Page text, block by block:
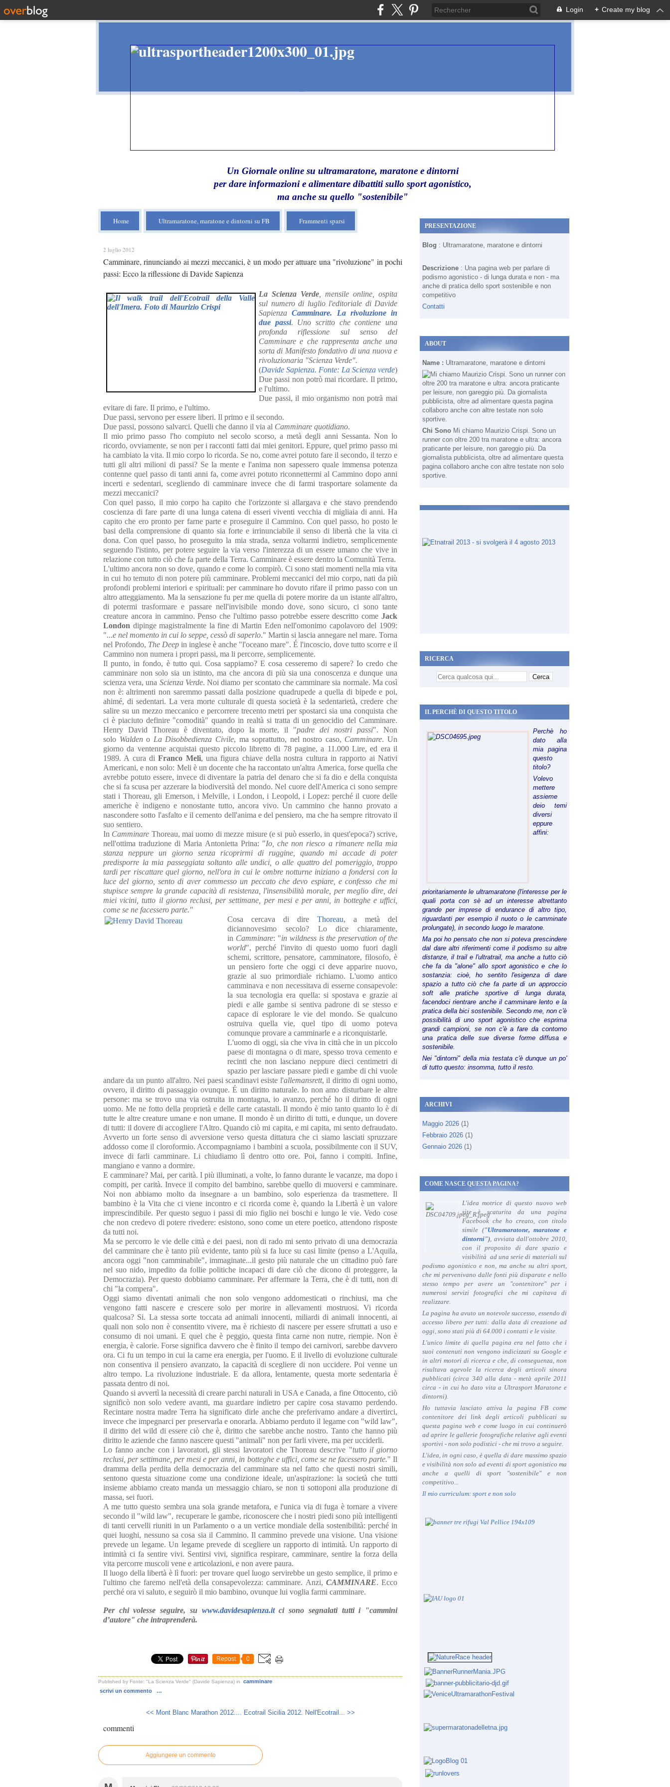
Login + Create my blog
Un Giornale online su ultramaratone, maratone e dintorni
per dare informazioni e alimentare dibattiti sullo sport agonistico,
ma anche su quello "sostenibile"
Home Ultramaratone, maratone e dintorni su FB Frammenti sparsi
2 luglio 2012
Camminare, rinunciando ai mezzi meccanici, è un modo per attuare una "rivoluzione" in pochi
passi: Ecco la riflessione di Davide Sapienza
La Scienza Verde , mensile online, ospita
sul numero di luglio l'editoriale di Davide
SapienzaCamminare. La rivoluzione in
due passi. Uno scritto che contiene una
profonda riflessione sul senso del
Camminare e che rappresenta anche una
sorta di Manifesto fondativo di una nuova e
rivoluzionaria "Scienza Verde".
(Davide Sapienza. Fonte: La Scienza verde)
Due passi non potrò mai ricordare. Il primo,
e l'ultimo.
Due passi, il mio organismo non potrà mai
evitare di fare. Il primo, e l'ultimo.
Due passi, servono per essere liberi. Il primo e il secondo.
Due passi, possono salvarci. Quelli che danno il via al Camminare quotidiano.
Il mio primo passo l'ho compiuto nel secolo scorso, a metà degli anni Sessanta. Non lo
ricordo, ovviamente, se non per i racconti fatti dai miei genitori. Eppure, quel primo passo mi
ha cambiato la vita. Il mio corpo lo ricorda. Se no, come avrei potuto fare il secondo, il terzo e
tutti gli altri milioni di passi? Se la mente e l'anima non sapessero quale immensa potenza
contenne quel passo di tanti anni fa, come avrei potuto riconnettermi al Cammino dopo anni
incerti e sedentari, scegliendo di camminare invece che di farmi trasportare solamente da
mezzi meccanici?
Con quel passo, il mio corpo ha capito che l'orizzonte si allargava e che stavo prendendo
coscienza di fare parte di una lunga catena di esseri viventi vecchia di migliaia di anni. Ha
capito che ero pronto per farne parte e proseguire il Cammino. Con quel passo, ho posto le
basi della comprensione di quanto sia forte e irrinunciabile il senso di libertà che la vita ci
dona. Con quel passo, ho proseguito la mia strada, senza voltarmi indietro, semplicemente
seguendo l'istinto, per potere seguire la via verso l'interezza di un essere umano che vive in
relazione con tutto ciò che fa parte della Terra. Camminare è essere dentro la Comunità Terra.
L'ultimo ancora non so dove, quando e come lo compirò. Ci sono stati momenti nella mia vita
in cui ho temuto di non potere più camminare. Problemi meccanici del mio corpo, nati da più
profondi problemi interiori e spirituali: per camminare ho dovuto rifare il primo passo con un
altro atteggiamento. Ma la sensazione fu per me quella di potere morire da un istante all'altro,
di potermi trasformare e passare nell'invisibile mondo dove, sono sicuro, ci sono tante
creature ancora in cammino. Penso che l'ultimo passo potrebbe essere descritto come Jack
London dipinge magistralmente la fine di Martin Eden nell'omonimo capolavoro del 1909:
"...e nel momento in cui lo seppe, cessò di saperlo." Martin si lascia annegare nel mare. Torna
nel Profondo, The Deep in inglese è anche "l'oceano mare". É l'incoscio, dove tutto scorre e il
Cammino non numera i propri passi, ma li percorre, semplicemente.
Il punto, in fondo, è tutto qui. Cosa sappiamo? E cosa cesseremo di sapere? Io credo che
camminare non solo sia un istinto, ma che ancora di più sia una conoscenza e dunque una
scienza vera, una Scienza Verde. Noi diamo per scontato che camminare sia normale. Ma così
non è: altrimenti non saremmo passati dalla posizione quadrupede a quella di bipede e poi,
ahimé, di sedentari. La vera morte culturale di questa società è la sedentarietà, credere che
salire su un mezzo meccanico e percorrere trecento metri per spostarci sia una conquista che
ci è piaciuto definire "comodità" quando in realtà si tratta di un genocidio del Camminare.
Henry David Thoreau è diventato, dopo la morte, il "padre dei nostri passi". Non
solo Waldeno La Disobbedienza Civile, ma soprattutto, nel nostro caso, Camminare. Un
giorno da ventenne acquistai questo piccolo libretto di 78 pagine, a 11.000 Lire, ed era il
1989. A cura diFranco Meli, una figura chiave della nostra cultura in rapporto ai Nativi
Americani, e non solo: Meli è un docente che ha raccontato un'altra America, forse quella che
avrebbe potuto essere, invece di diventare la patria del denaro che si fa dio e della conquista
che si fa scusa per azzerare la biodiversità del mondo. Nel cuore dell'America ci sono sempre
stati i Thoreau, gli Emerson, i Melville, i London, i Leopold, i Lopez: perché il cuore delle
americhe è indigeno e nonostante tutto, ancora vivo. Un cammino che hanno provato a
nascondere sotto l'asfalto e il cemento dell'anima e del pensiero, ma che ha sempre ritrovato il
suo sentiero.
In Camminare Thoreau, mai uomo di mezze misure (e si può esserlo, in quest'epoca?) scrive,
nell'ottima traduzione di Maria Antonietta Prina: "Io, che non riesco a rimanere nella mia
stanza neppure un giorno senza ricoprirmi di ruggine, quando mi accade di poter
predisporre la mia passeggiata soltanto alle undici, o alle quattro del pomeriggio, troppo
tardi per riscattare quel giorno, nell'ora in cui le ombre notturne iniziano a fondersi con la
luce del giorno, sento di aver commesso un peccato che devo espiare, e confesso che mi
stupisce sempre la grande capacità di resistenza, l'insensibilità morale, per meglio dire, dei
miei vicini, tutto il giorno reclusi, per settimane, per mesi e per anni, in botteghe e uffici,
come se ne facessero parte."
Cosa cercava di dire Thoreau, a metà del
diciannovesimo secolo? Lo dice chiaramente,
in Camminare: "in wildness is the preservation of the
world", perché l'invito di questo uomo fuori dagli
schemi, scrittore, pensatore, camminatore, filosofo, è
un pensiero forte che oggi ci deve apparire nuovo,
grazie al suo primordiale richiamo. L'uomo antico
camminava e non necessitava di esserne consapevole:
la sua tecnologia era quella: si spostava e grazie ai
piedi e alle gambe si sentiva padrone di se stesso e
capace di esplorare le vie del mondo. Se qualcuno
ostruiva quella vie, quel tipo di uomo poteva
comunque provare a camminarle e a riconquistarle.
L'uomo di oggi, sia che viva in città che in un piccolo
paese di montagna o di mare, spesso trova cemento e
recinti che non lasciano neppure dieci centimetri di
spazio per lasciare passare piedi e gambe di chi vuole
andare da un punto all'altro. Nei paesi scandinavi esiste l'allemansrett, il diritto di ogni uomo,
ovvero, il diritto di passaggio ovunque. É un diritto naturale. Io non amo disturbare le altre
persone: ma se trovo una via ostruita in montagna, io avanzo, perché ho il diritto di ogni
uomo. Me ne fotto della proprietà e delle carte catastali. Il mondo è mio tanto quanto lo è di
tutte le altre creature umane e non umane. Il mondo è un diritto di tutti, e dunque, un dovere
di tutti: il dovere di accogliere l'Altro. Quando ciò mi capita, e mi capita, mi sento defraudato.
Avverto un forte senso di avversione verso questa dittatura che ci siamo lasciati spruzzare
addosso come il cloroformio. Accompagniamo i bambini a scuola, possibilmente con il SUV,
invece di farli camminare. Li chiudiamo lì dentro otto ore. Poi, fanno i compiti. Infine,
mangiano e vanno a dormire.
E camminare? Mai, per carità. I più illuminati, a volte, lo fanno durante le vacanze, ma dopo i
compiti, per carità. Invece il compito del bambino, sarebbe quello di muoversi e camminare.
Noi non abbiamo molto da insegnare a un bambino, solo esperienza da trasmettere. Il
bambino è la Vita che ci viene incontro e ci ricorda come è, quando la Libertà è un valore
imprescindibile. Per questo seguo i passi di mio figlio nei boschi e lungo le vie. Vedo cose
che non credevo di potere rivedere: esistono, sono come un etere poetico, attendono risposte
da tutti noi.
Ma se percorro le vie delle città e dei paesi, non di rado mi sento privato di una democrazia
del camminare che è tanto più evidente, tanto più si fa luce su casi limite (penso a L'Aquila,
ancora oggi "non camminabile", immaginate...il gesto più naturale che un cittadino può fare
nel suo nido, impedito da follie politiche incapaci di dare ciò che dicono di proteggere, la
Democrazia). Per questo dobbiamo camminare. Per affermare la Terra, che è di tutti, non di
chi "la compera".
Oggi siamo diventati animali che non solo vengono addomesticati o rinchiusi, ma che
vengono fatti nascere e crescere solo per morire in allevamenti mostruosi. Vi ricorda
qualcosa? Si. La stessa sorte toccata ad animali innocenti, miliardi di animali innocenti, ai
quali non solo non è consentito vivere, ma è richiesto di nascere per essere sfruttati a uso e
consumo di noi umani. E quel che è peggio, questa finta carne non nutre, riempie. Non è
energia, è calorie. Forse significa davvero che è finito il tempo dei carnivori, sarebbe davvero
ora. Ci fu un tempo in cui la carne era energia, per l'uomo. E il livello di evoluzione culturale
non consentiva il pensiero avanzato, la capacità di scegliere di non uccidere. Poi venne un
altro tempo. La rivoluzione industriale. E da allora, lentamente, questa morte sedentaria è
passata dentro di noi.
Quando si avvertì la necessità di creare parchi naturali in USA e Canada, a fine Ottocento, ciò
significò non solo vedere avanti, ma guardare indietro per capire cosa stavamo perdendo.
Recintare nostra madre Terra ha significato dirle anche che preferivamo andare a divertirci,
invece che impegnarci per preservarla e onorarla. Abbiamo perduto il legame con "wild law",
il diritto del wild di essere ciò che è, diritto che sarebbe anche nostro. Tanto che hanno più
diritto le aziende che fanno nascere questi "animali" non per farli vivere, ma per ucciderli.
Lo fanno anche con i lavoratori, gli stessi lavoratori che Thoreau descrive "tutto il giorno
reclusi, per settimane, per mesi e per anni, in botteghe e uffici, come se ne facessero parte." Il
dramma della perdita della democrazia del camminare sta nel fatto che questi nostri simili,
sentono questa situazione come una condizione ideale, un'aspirazione: la società che tutti
insieme abbiamo creato manda un messaggio chiaro, se non ti sottoponi alla produzione di
massa, sei fuori.
A me tutto questo sembra una sola grande metafora, e l'unica via di fuga è tornare a vivere
secondo il "wild law", recuperare le gambe, riconoscere che i nostri piedi sono più intelligenti
di tanti cervelli riuniti in un Parlamento o a un vertice mondiale della sostenibilità: perché in
quei luoghi, nessuno sa cosa sia il Cammino. Il cammino prevede una visione. Una visione
prevede un legame. Un legame prevede di scegliere un rapporto di intimità. Un rapporto di
intimità ci fa sentire vivi. Sentirsi vivi, significa respirare, camminare, sentire la forza della
vita percorre muscoli vene e articolazioni, e non avere paura.
Il luogo della libertà è lì fuori: per trovare quel luogo servirebbe un gesto semplice, il primo e
l'ultimo che faremo nell'età della consapevolezza: camminare. Anzi, CAMMINARE. Ecco
perché ora vi saluto, e seguirò il mio bambino, ovunque lui voglia farmi camminare.
Per chi volesse seguire, su www.davidesapienza.itci sono segnalati tutti i "cammini
d’autore" che intraprenderà.
Repost 0
Published by Fonte: "La Scienza Verde" (Davide Sapienza) in
camminare
scrivi un commento
…
<< Mont Blanc Marathon 2012.... Ecotrail Sicilia 2012. Nell'Ecotrail... >>
commenti
Aggiungere un commento
PRESENTAZIONE
Blog : Ultramaratone, maratone e dintorni
Descrizione : Una pagina web per parlare di
podismo agonistico - di lunga durata e non - ma
anche di pratica dello sport sostenibile e non
competitivo
Contatti
ABOUT
Name : Ultramaratone, maratone e dintorni
Chi Sono Mi chiamo Maurizio Crispi. Sono un
runner con oltre 200 tra maratone e ultra: ancora
praticante per leisure, non gareggio più. Da
giornalista pubblicista, oltre ad alimentare questa
pagina collaboro anche con altre testate non solo
sportive.
RICERCA
IL PERCHÈ DI QUESTO TITOLO
Perchè ho
dato alla
mia pagina
questo
titolo?
Volevo
mettere
assieme
deio temi
diversi
eppure
affini:
prioritariamente le ultramaratone (l'interesse per le
quali porta con sè ad un interesse altrettanto
grande per imprese di endurance di altro tipo,
riguardanti per esempio il nuoto o le camminate
prolungate), in secondo luogo le maratone.
Ma poi ho pensato che non si poteva prescindere
dal dare altri riferimenti come il podismo su altre
distanze, il trail e l'ultratrail, ma anche a tutto ciò
che fa da "alone" allo sport agonistico e che lo
sostanzia: cioè, ho sentito l'esigenza di dare
spazio a tutto ciò che fa parte di un approccio
soft alle pratiche sportive di lunga durata,
facendoci rientrare anche il camminare lento e la
pratica della bici sostenibile. Secondo me, non c'è
possibilità di uno sport agonistico che esprima
grandi campioni, se non c'è a fare da contorno
una pratica delle sue diverse forme diffusa e
sostenibile.
Nei "dintorni" della mia testata c'è dunque un po'
di tutto questo: insomma, tutto il resto.
ARCHIVI
Maggio 2026 (1)
Febbraio 2026 (1)
Gennaio 2026 (1)
COME NASCE QUESTA PAGINA?
L'idea motrice di questo nuovo web
site è scaturita da una pagina
Facebook che ho creato, con titolo
simile ("Ultramaratone, maratone e
dintorni"), avviata dall'ottobre 2010,
con il proposito di dare spazio e
visibilità ad una serie di materiali sul
podismo agonistico e non, ma anche su altri sport,
che mi pervenivano dalle fonti più disparate e nello
stesso tempo per avere un "contenitore" per i
numerosi servizi fotografici che mi capitava di
realizzare.
La pagina ha avuto un notevole successo, essendo di
accesso libero per tutti: dalla data di creazione ad
oggi, sono stati più di 64.000 i contatti e le visite.
L'unico limite di quella pagina era nel fatto che i
suoi contenuti non vengono indicizzati su Google e
in altri motori di ricerca e che, di conseguenza, non
risultava agevole la ricerca degli articoli sinora
pubblicati (circa 340 alla data - metà aprile 2011
circa - in cui ho dato vita a Ultrasport Maratone e
dintorni).
Ho tuttavia lasciato attiva la pagina FB come
contenitore dei link degli articoli pubblicati su
questa pagina web e come luogo in cui continuerò
ad aprire le gallerie fotografiche relative agli eventi
sportivi - non solo podistici - che mi trovo a seguire.
L'idea, in ogni caso, è quella di dare massimo spazio
e visibilità non solo ad eventi di sport agonistico ma
anche a quelli di sport "sostenibile" e non
competitivo...
Il mio curriculum: sport e non solo